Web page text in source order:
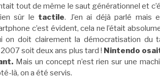
tout de même le saut générationnel et
sûr le tactile. J’en ai déjà parlé mais
c’est évident, cela ne l’était
on doit clairement la démocratisation du
2007 soit deux ans plus tard ! Nintendo
Mais un concept n’est rien sur une
là, on a été servis.